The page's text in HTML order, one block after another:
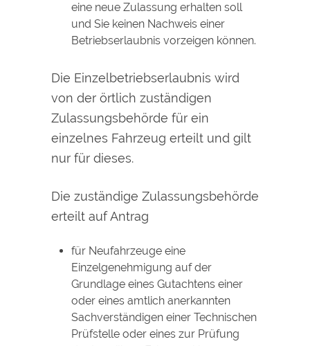
eine neue Zulassung erhalten soll
und Sie keinen Nachweis einer
Betriebserlaubnis vorzeigen können.
Die Einzelbetriebserlaubnis wird
von der örtlich zuständigen
Zulassungsbehörde für ein
einzelnes Fahrzeug erteilt und gilt
nur für dieses.
Die zuständige Zulassungsbehörde
erteilt auf Antrag
für Neufahrzeuge eine
Einzelgenehmigung auf der
Grundlage eines Gutachtens einer
oder eines amtlich anerkannten
Sachverständigen einer Technischen
Prüfstelle oder eines zur Prüfung